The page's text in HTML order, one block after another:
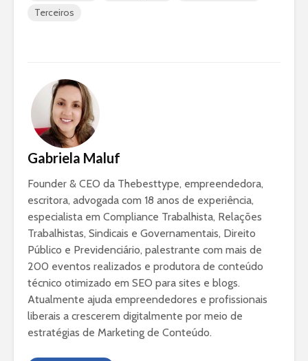
Terceiros
Gabriela Maluf
Founder & CEO da Thebesttype, empreendedora,
escritora, advogada com 18 anos de experiência,
especialista em Compliance Trabalhista, Relações
Trabalhistas, Sindicais e Governamentais, Direito
Público e Previdenciário, palestrante com mais de
200 eventos realizados e produtora de conteúdo
técnico otimizado em SEO para sites e blogs.
Atualmente ajuda empreendedores e profissionais
liberais a crescerem digitalmente por meio de
estratégias de Marketing de Conteúdo.